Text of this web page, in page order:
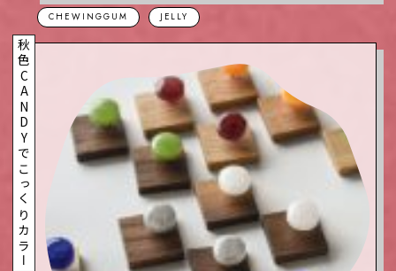
CHEWINGGUM JELLY
秋色CANDYでこっくりカラー